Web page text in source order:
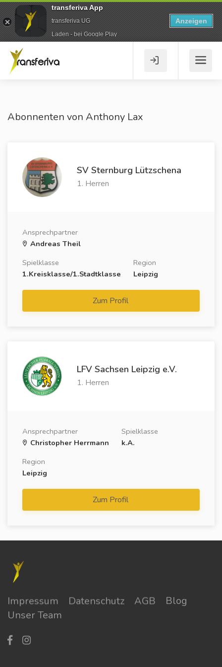
Abonnenten von Anthony Lax
SV Sternburg Lützschena
1. Herren
Ansprechpartner
Andreas Theil
Spielklasse
1.Kreisklasse/1.Stadtklasse
Region
Leipzig
Zum Profil
LFV Sachsen Leipzig e.V.
1. Herren
Ansprechpartner
Christopher Herrmann
Spielklasse
k.A.
Region
Leipzig
Zum Profil
Impressum Datenschutz AGB
Blog
Unser Team
transferiva App
transferiva UG
Laden - bei Google Play
Anzeigen